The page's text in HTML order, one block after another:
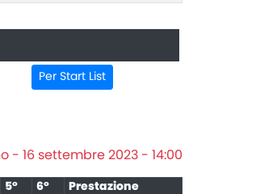
Per Start List
- 16 settembre 2023 - 14:00
5° 6°
Prestazione